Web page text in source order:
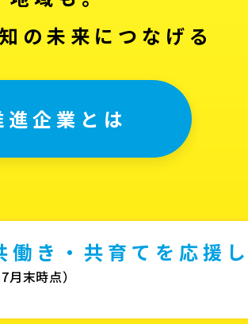
の未来につなげる
企業とは
き・共育てを応援し
末時点）